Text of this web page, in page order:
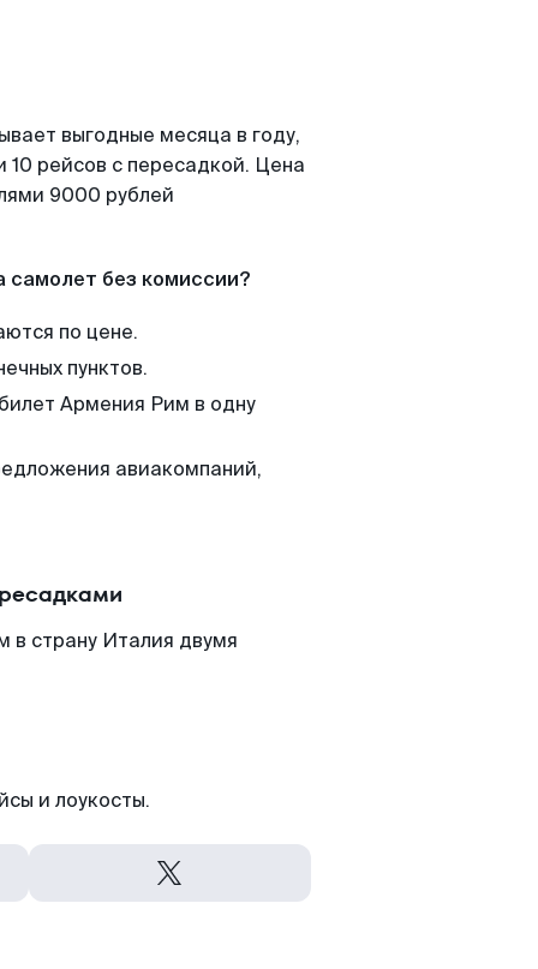
выгодные месяца в году,
рейсов с пересадкой. Цена
9000 рублей
самолет без комиссии?
по цене.
пунктов.
Армения Рим в одну
авиакомпаний,
страну Италия двумя
и лоукосты.